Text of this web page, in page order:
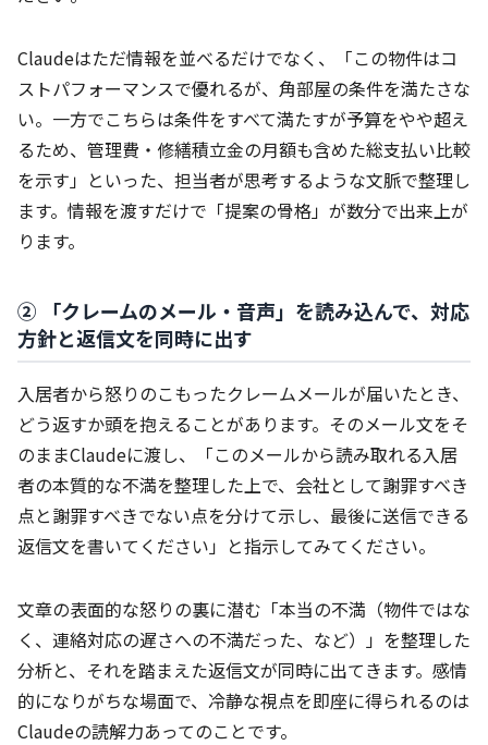
Claudeはただ情報を並べるだけでなく、「この物件はコ
ストパフォーマンスで優れるが、角部屋の条件を満たさな
い。一方でこちらは条件をすべて満たすが予算をやや超え
るため、管理費・修繕積立金の月額も含めた総支払い比較
を示す」といった、担当者が思考するような文脈で整理し
ます。情報を渡すだけで「提案の骨格」が数分で出来上が
ります。
② 「クレームのメール・音声」を読み込んで、対応
方針と返信文を同時に出す
入居者から怒りのこもったクレームメールが届いたとき、
どう返すか頭を抱えることがあります。そのメール文をそ
のままClaudeに渡し、「このメールから読み取れる入居
者の本質的な不満を整理した上で、会社として謝罪すべき
点と謝罪すべきでない点を分けて示し、最後に送信できる
返信文を書いてください」と指示してみてください。
文章の表面的な怒りの裏に潜む「本当の不満（物件ではな
く、連絡対応の遅さへの不満だった、など）」を整理した
分析と、それを踏まえた返信文が同時に出てきます。感情
的になりがちな場面で、冷静な視点を即座に得られるのは
Claudeの読解力あってのことです。